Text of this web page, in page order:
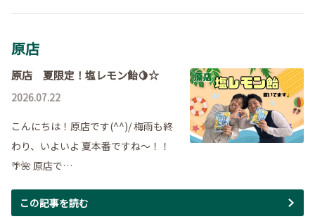
原店
原店 夏限定！塩レモン飴🍋☆
2026.07.22
こんにちは！原店です(^^)/ 梅雨も終
わり、いよいよ 夏本番ですね～！！
🌴🌺 原店で…
この記事を読む